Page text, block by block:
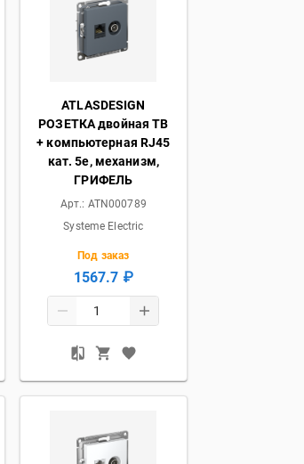
ATLASDESIGN
РОЗЕТКА двойная ТВ
+ компьютерная RJ45
кат. 5e, механизм,
ГРИФЕЛЬ
Арт.: ATN000789
Systeme Electric
Под заказ
1567.7 ₽